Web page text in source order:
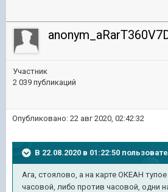
Участник
2 039 публикаций
Опубликовано: 22 авг 2020, 02:42:32
В 22.08.2020 в 01:22:50
Ага, стоялово, а на карте ОКЕАН
часовой, либо против часовой, одни